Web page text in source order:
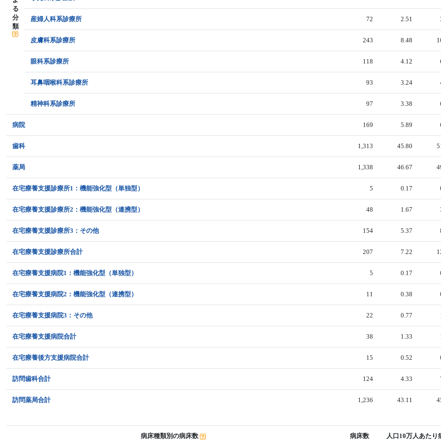
る
分
類
産婦人科系診療所 72 2.51
皮膚科系診療所 243 8.48
眼科系診療所 118 4.12
耳鼻咽喉科系診療所 93 3.24
精神科系診療所 97 3.38
病院 169 5.89
歯科 1,313 45.80
薬局 1,338 46.67
在宅療養支援診療所1：機能強化型（単独型） 5 0.17
在宅療養支援診療所2：機能強化型（連携型） 48 1.67
在宅療養支援診療所3：その他 154 5.37
在宅療養支援診療所合計 207 7.22
在宅療養支援病院1：機能強化型（単独型） 5 0.17
在宅療養支援病院2：機能強化型（連携型） 11 0.38
在宅療養支援病院3：その他 22 0.77
在宅療養支援病院合計 38 1.33
在宅療養後方支援病院合計 15 0.52
訪問歯科合計 124 4.33
訪問薬局合計 1,236 43.11
病床種類別の病床数 病床数 人口10万人あたり